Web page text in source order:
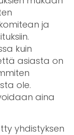
ja
kuin
asiasta on
ole.
aina
yhdistyksen